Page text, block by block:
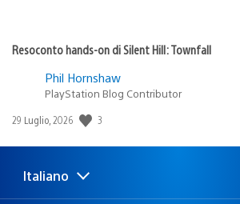
Resoconto hands-on di Silent Hill: Townfall
Phil Hornshaw
PlayStation Blog Contributor
Data
pubblicazione:
29 Luglio, 2026 3
Seleziona
una
Regione
attuale:
Italiano